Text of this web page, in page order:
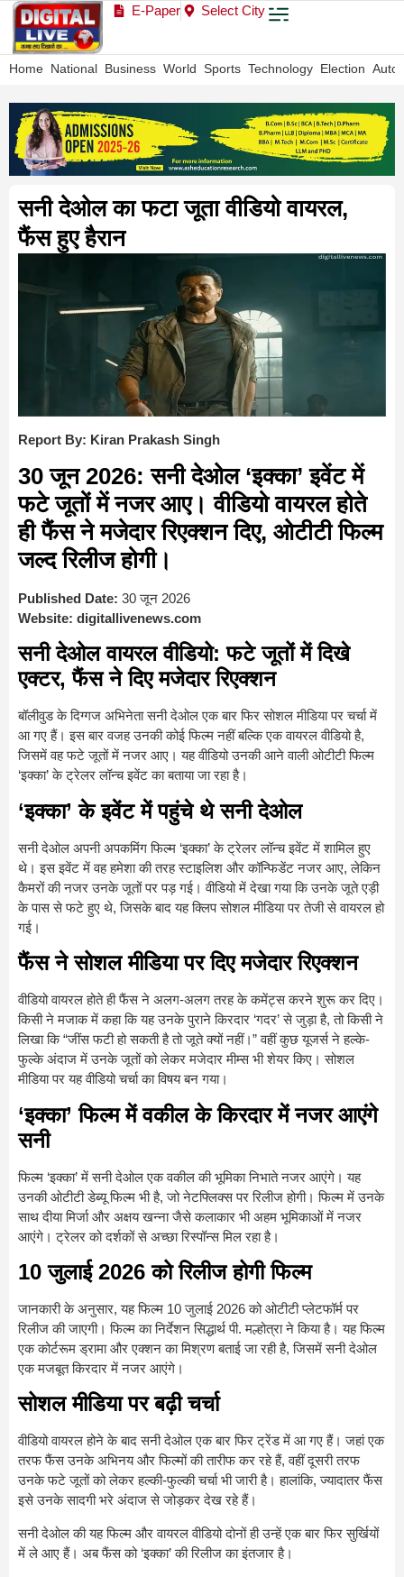
E-Paper Select City
Home National Business World Sports Technology Election Auto
सनी देओल का फटा जूता वीडियो वायरल,
फैंस हुए हैरान
Report By: Kiran Prakash Singh
30 जून 2026: सनी देओल ‘इक्का’ इवेंट में
फटे जूतों में नजर आए। वीडियो वायरल होते
ही फैंस ने मजेदार रिएक्शन दिए, ओटीटी फिल्म
जल्द रिलीज होगी।
Published Date: 30 जून 2026
Website: digitallivenews.com
सनी देओल वायरल वीडियो: फटे जूतों में दिखे
एक्टर, फैंस ने दिए मजेदार रिएक्शन
बॉलीवुड के दिग्गज अभिनेतासनी देओलएक बार फिर सोशल मीडिया पर चर्चा में
आ गए हैं। इस बार वजह उनकी कोई फिल्म नहीं बल्कि एक वायरल वीडियो है,
जिसमें वह फटे जूतों में नजर आए। यह वीडियो उनकी आने वाली ओटीटी फिल्म
‘इक्का’ के ट्रेलर लॉन्च इवेंट का बताया जा रहा है।
‘इक्का’ के इवेंट में पहुंचे थे सनी देओल
सनी देओल अपनी अपकमिंग फिल्म ‘इक्का’ के ट्रेलर लॉन्च इवेंट में शामिल हुए
थे। इस इवेंट में वह हमेशा की तरह स्टाइलिश और कॉन्फिडेंट नजर आए, लेकिन
कैमरों की नजर उनके जूतों पर पड़ गई। वीडियो में देखा गया कि उनके जूते एड़ी
के पास से फटे हुए थे, जिसके बाद यह क्लिप सोशल मीडिया पर तेजी से वायरल हो
गई।
फैंस ने सोशल मीडिया पर दिए मजेदार रिएक्शन
वीडियो वायरल होते ही फैंस ने अलग-अलग तरह के कमेंट्स करने शुरू कर दिए।
किसी ने मजाक में कहा कि यह उनके पुराने किरदार ‘गदर’ से जुड़ा है, तो किसी ने
लिखा कि “जींस फटी हो सकती है तो जूते क्यों नहीं।” वहीं कुछ यूजर्स ने हल्के-
फुल्के अंदाज में उनके जूतों को लेकर मजेदार मीम्स भी शेयर किए। सोशल
मीडिया पर यह वीडियो चर्चा का विषय बन गया।
‘इक्का’ फिल्म में वकील के किरदार में नजर आएंगे
सनी
फिल्म ‘इक्का’ में सनी देओल एक वकील की भूमिका निभाते नजर आएंगे। यह
उनकी ओटीटी डेब्यू फिल्म भी है, जो नेटफ्लिक्स पर रिलीज होगी। फिल्म में उनके
साथ दीया मिर्जा और अक्षय खन्ना जैसे कलाकार भी अहम भूमिकाओं में नजर
आएंगे। ट्रेलर को दर्शकों से अच्छा रिस्पॉन्स मिल रहा है।
10 जुलाई 2026 को रिलीज होगी फिल्म
जानकारी के अनुसार, यह फिल्म 10 जुलाई 2026 को ओटीटी प्लेटफॉर्म पर
रिलीज की जाएगी। फिल्म का निर्देशन सिद्धार्थ पी. मल्होत्रा ने किया है। यह फिल्म
एक कोर्टरूम ड्रामा और एक्शन का मिश्रण बताई जा रही है, जिसमें सनी देओल
एक मजबूत किरदार में नजर आएंगे।
सोशल मीडिया पर बढ़ी चर्चा
वीडियो वायरल होने के बाद सनी देओल एक बार फिर ट्रेंड में आ गए हैं। जहां एक
तरफ फैंस उनके अभिनय और फिल्मों की तारीफ कर रहे हैं, वहीं दूसरी तरफ
उनके फटे जूतों को लेकर हल्की-फुल्की चर्चा भी जारी है। हालांकि, ज्यादातर फैंस
इसे उनके सादगी भरे अंदाज से जोड़कर देख रहे हैं।
सनी देओलकी यह फिल्म और वायरल वीडियो दोनों ही उन्हें एक बार फिर सुर्खियों
में ले आए हैं। अब फैंस को ‘इक्का’ की रिलीज का इंतजार है।